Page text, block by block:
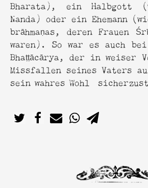
Bharata), ein Halbgott
Nanda) oder ein Ehemann
brāhmaṇas, deren Frauen
waren). So war es auch bei
Bhaṭṭācārya, der in weiser
Missfallen seines Vaters
sein wahres Wohl